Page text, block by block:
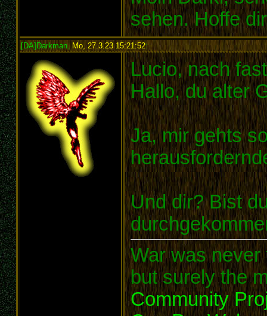
sehen. Hoffe
[DA]Darkman, Mo, 27.3.23 15:21:52:
Lucio, nach
Hallo, du alter
Ja, mir gehts
Und dir? Bist
War was never
but surely the
Community